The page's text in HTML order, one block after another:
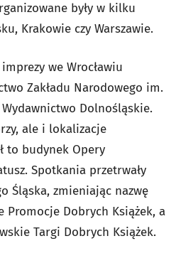
były w kilku
Krakowie czy Warszawie.
we Wrocławiu
Zakładu Narodowego im.
Dolnośląskie.
ale i lokalizacje
to budynek Opery
Spotkania przetrwały
Śląska, zmieniając nazwę
Promocje Dobrych Książek, a
Targi Dobrych Książek.